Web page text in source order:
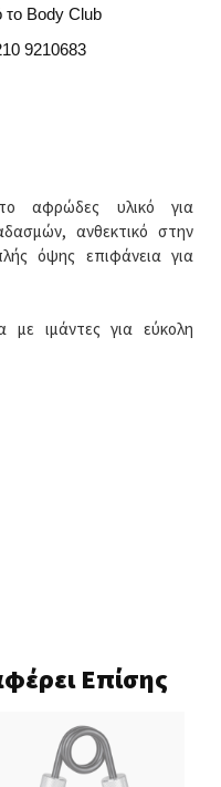
Body Club
9210683
αφρώδες υλικό για
ανθεκτικό στην
όψης επιφάνεια για
με ιμάντες για εύκολη
Επίσης